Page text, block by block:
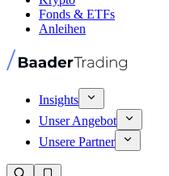
Fonds & ETFs
Anleihen
Insights
Unser Angebot
Unsere Partner